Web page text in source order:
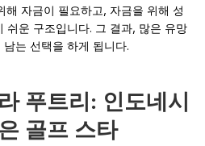
해 자금이 필요하고, 자금을 위해 성
쉬운 구조입니다. 그 결과, 많은 유망
는 선택을 하게 됩니다.
푸트리: 인도네시
골프 스타